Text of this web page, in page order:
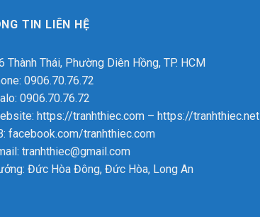
TIN LIÊN HỆ
Thành Thái, Phường Diên Hồng, TP. HCM
0906.70.76.72
0906.70.76.72
https://tranhthiec.com – https://tranhthiec.net
facebook.com/tranhthiec.com
tranhthiec@gmail.com
Đức Hòa Đông, Đức Hòa, Long An